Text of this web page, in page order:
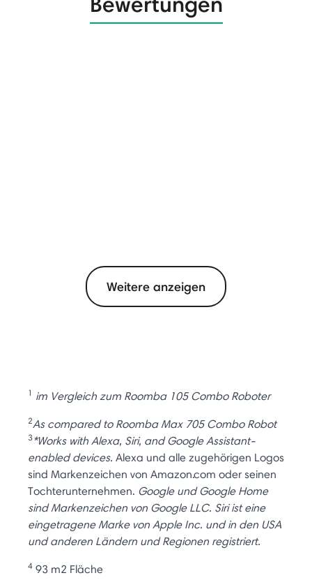
Weitere anzeigen
1 im Vergleich zum Roomba 105 Combo Roboter
2As compared to Roomba Max 705 Combo Robot
3*Works with Alexa, Siri, and Google Assistant-
enabled devices. Alexa und alle zugehörigen Logos
sind Markenzeichen von Amazon.com oder seinen
Tochterunternehmen. Google und Google Home
sind Markenzeichen von Google LLC. Siri ist eine
eingetragene Marke von Apple Inc. und in den USA
und anderen Ländern und Regionen registriert.
4 93 m2 Fläche